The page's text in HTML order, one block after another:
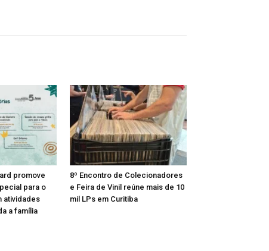
promove
para o
atividades
a família
8º Encontro de Colecionadores
e Feira de Vinil reúne mais de 10
mil LPs em Curitiba